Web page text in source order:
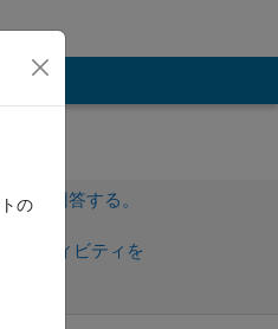
問に回答する。
アクティビティを
の